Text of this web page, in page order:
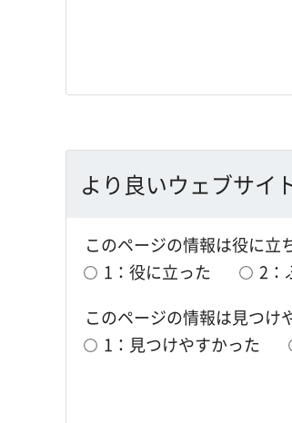
より良いウェブサイ
このページの情報は役に立
1：役に立った
2：
このページの情報は見つけ
1：見つけやすかった